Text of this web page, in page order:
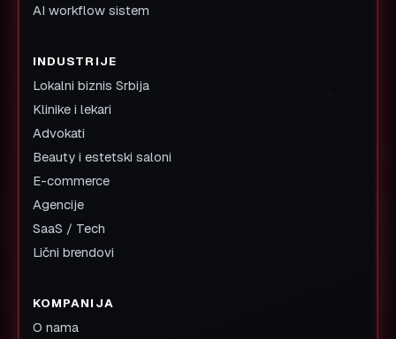
AI workflow sistem
INDUSTRIJE
Lokalni biznis Srbija
Klinike i lekari
Advokati
Beauty i estetski saloni
E-commerce
Agencije
SaaS / Tech
Lični brendovi
KOMPANIJA
O nama